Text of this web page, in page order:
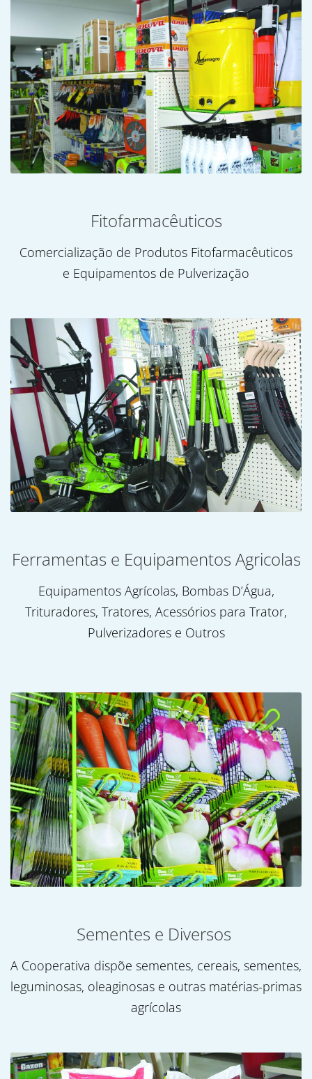
Fitofarmacêuticos
Comercialização de Produtos Fitofarmacêuticos
e Equipamentos de Pulverização
Ferramentas e Equipamentos Agricolas
Equipamentos Agrícolas, Bombas D’Água,
Trituradores, Tratores, Acessórios para Trator,
Pulverizadores e Outros
Sementes e Diversos
A Cooperativa dispõe sementes, cereais, sementes,
leguminosas, oleaginosas e outras matérias-primas
agrícolas